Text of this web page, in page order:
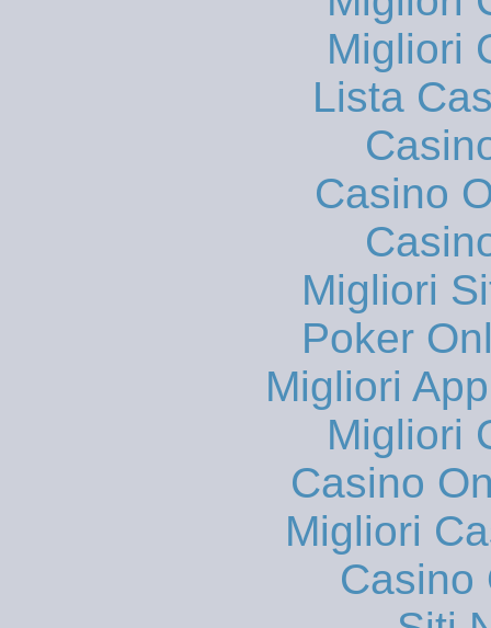
Migliori
Lista
Casino
Migliori
Poker
Migliori
Migliori
Casino
Migliori
Casino